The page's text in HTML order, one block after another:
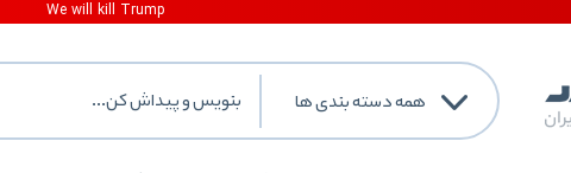
همه دسته بندی ها